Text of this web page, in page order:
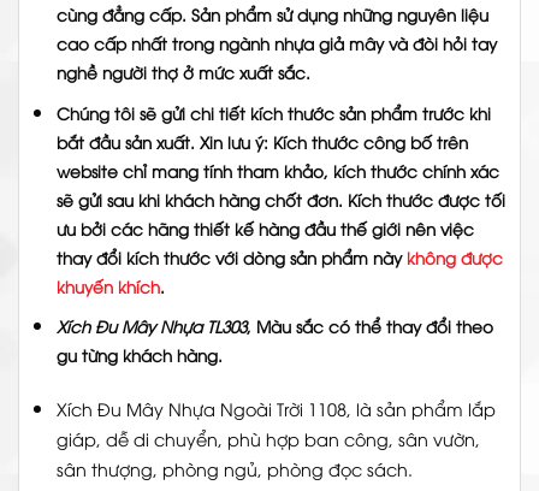
cùng đẳng cấp. Sản phẩm sử dụng những nguyên liệu
cao cấp nhất trong ngành nhựa giả mây và đòi hỏi tay
nghề người thợ ở mức xuất sắc.
Chúng tôi sẽ gửi chi tiết kích thước sản phẩm trước khi
bắt đầu sản xuất. Xin lưu ý: Kích thước công bố trên
website chỉ mang tính tham khảo, kích thước chính xác
sẽ gửi sau khi khách hàng chốt đơn. Kích thước được tối
ưu bởi các hãng thiết kế hàng đầu thế giới nên việc
thay đổi kích thước với dòng sản phẩm này không được
khuyến khích.
Xích Đu Mây Nhựa TL303, Màu sắc có thể thay đổi theo
gu từng khách hàng.
Xích Đu Mây Nhựa Ngoài Trời 1108, là sản phẩm lắp
giáp, dễ di chuyển, phù hợp ban công, sân vườn,
sân thượng, phòng ngủ, phòng đọc sách.